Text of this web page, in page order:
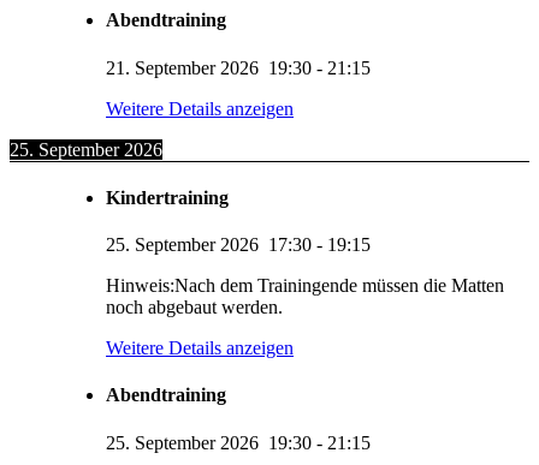
Abendtraining
21. September 2026 19:30 - 21:15
Weitere Details anzeigen
25. September 2026
Kindertraining
25. September 2026 17:30 - 19:15
Hinweis:Nach dem Trainingende müssen die Matten
noch abgebaut werden.
Weitere Details anzeigen
Abendtraining
25. September 2026 19:30 - 21:15